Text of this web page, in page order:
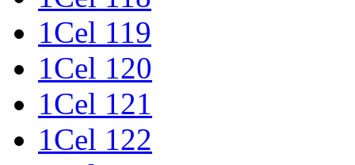
1Cel 119
1Cel 120
1Cel 121
1Cel 122